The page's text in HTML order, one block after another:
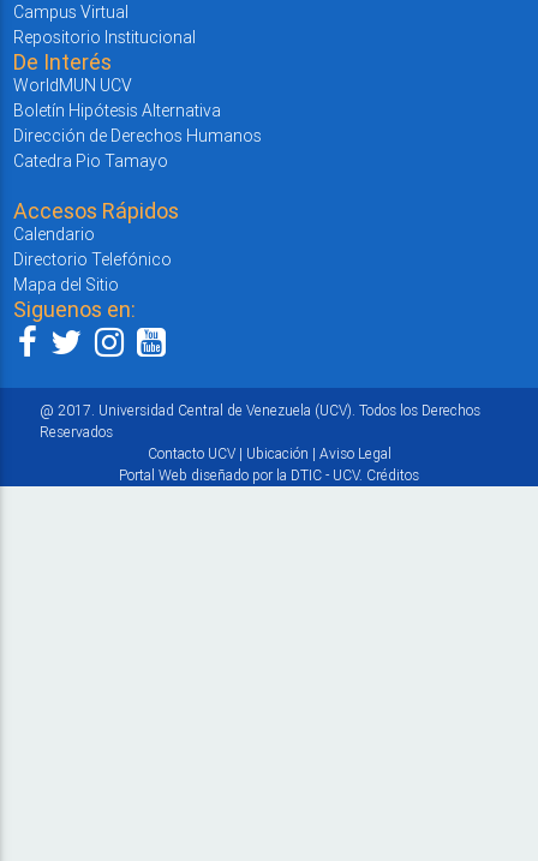
Campus Virtual
Repositorio Institucional
De Interés
WorldMUN UCV
Boletín Hipótesis Alternativa
Dirección de Derechos Humanos
Catedra Pio Tamayo
Accesos Rápidos
Calendario
Directorio Telefónico
Mapa del Sitio
Siguenos en:
@ 2017. Universidad Central de Venezuela (UCV). Todos los Derechos
Reservados
Contacto UCV| Ubicación | Aviso Legal
Portal Web diseñado por la DTIC - UCV. Créditos